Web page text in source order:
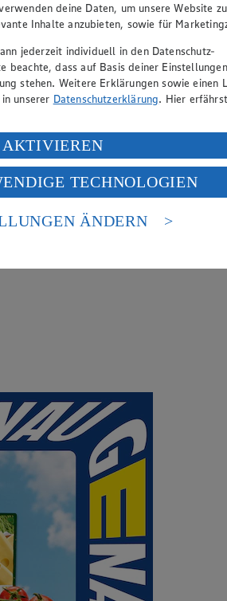
deine Daten, um unsere Website zu
Inhalte anzubieten, sowie für
jederzeit individuell in den Datenschutz-
beachte, dass auf Basis deiner
stehen. Weitere Erklärungen sowie einen
unserer Datenschutzerklärung. Hier
Daten in den USA durch Facebook und
du im Sinne des Art. 49 Abs. 1 Satz 1 lit.
werden. Der EuGH sieht die USA als
angemessenen Datenschutzniveau an. Es
Behörden.
AKTIVIEREN
TECHNOLOGIEN
ÄNDERN